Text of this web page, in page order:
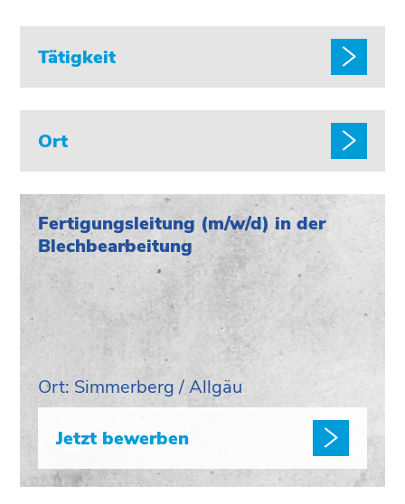
Tätigkeit
Ort
Fertigungsleitung (m/w/d) in der
Blechbearbeitung
Ort: Simmerberg / Allgäu
Jetzt bewerben